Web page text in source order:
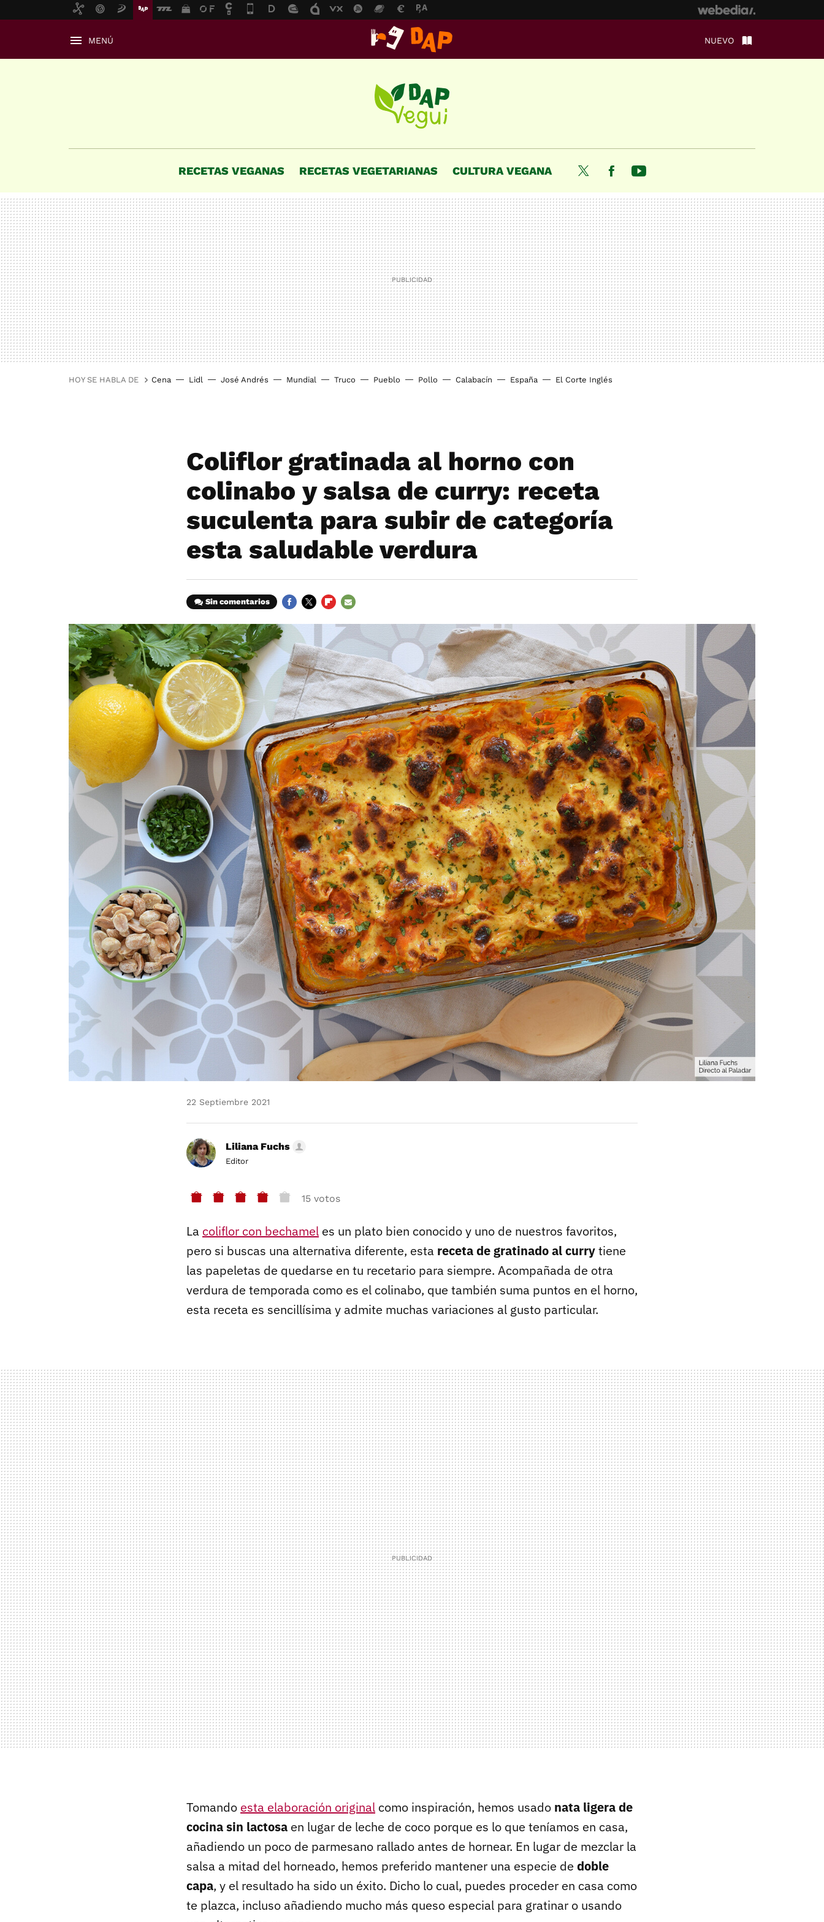
MENÚ NUEVO
RECETAS VEGANAS RECETAS VEGETARIANAS CULTURA VEGANA Twitter FacebookYoutube
HOY SE HABLA DE Cena Lidl José Andrés Mundial Truco Pueblo Pollo Calabacín España El Corte Inglés
Coliflor gratinada al horno con
colinabo y salsa de curry: receta
suculenta para subir de categoría
esta saludable verdura
Sin comentarios
MAIL
22 Septiembre 2021
Liliana Fuchs
Editor
15 votos
La coliflor con bechamel es un plato bien conocido y uno de nuestros favoritos,
pero si buscas una alternativa diferente, esta receta de gratinado al currytiene
las papeletas de quedarse en tu recetario para siempre. Acompañada de otra
verdura de temporada como es el colinabo, que también suma puntos en el horno,
esta receta es sencillísima y admite muchas variaciones al gusto particular.
Tomando esta elaboración original como inspiración, hemos usado nata ligera de
cocina sin lactosa en lugar de leche de coco porque es lo que teníamos en casa,
añadiendo un poco de parmesano rallado antes de hornear. En lugar de mezclar la
salsa a mitad del horneado, hemos preferido mantener una especie de doble
capa, y el resultado ha sido un éxito. Dicho lo cual, puedes proceder en casa como
te plazca, incluso añadiendo mucho más queso especial para gratinar o usando